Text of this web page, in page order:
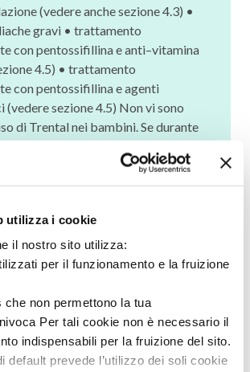
utilizza i cookie
il nostro sito utilizza:
per il funzionamento e la fruizione
non permettono la tua
Per tali cookie non è necessario il
indispensabili per la fruizione del sito.
default prevede l’utilizzo dei soli cookie
(vedere anche sezione 4.3) •
gravi • trattamento
con pentossifillina e anti–vitamina
4.5) • trattamento
con pentossifillina e agenti
sezione 4.5) Non vi sono
di Trental nei bambini. Se durante
con Trental 400 si manifesta
retina, la somministrazione va
del Farmaco può essere
solo dietro prescrizione del
volta individuato il corretto
sintomatico. Potrai richiederlo
di consegna domiciliare solo se
di una prescrizione medica